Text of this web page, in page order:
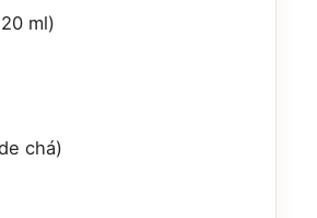
ml)
chá)